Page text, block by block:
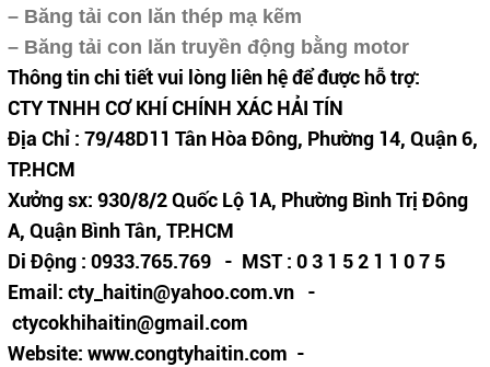
– Băng tải con lăn thép mạ kẽm
– Băng tải con lăn truyền động bằng motor
Thông tin chi tiết vui lòng liên hệ để được hỗ trợ:
CTY TNHH CƠ KHÍ CHÍNH XÁC HẢI TÍN
Địa Chỉ : 79/48D11 Tân Hòa Đông, Phường 14, Quận 6,
TP.HCM
Xưởng sx: 930/8/2 Quốc Lộ 1A, Phường Bình Trị Đông
A, Quận Bình Tân, TP.HCM
Di Động : 0933.765.769 - MST : 0 3 1 5 2 1 1 0 7 5
Email: cty_haitin@yahoo.com.vn -
ctycokhihaitin@gmail.com
Website: www.congtyhaitin.com -